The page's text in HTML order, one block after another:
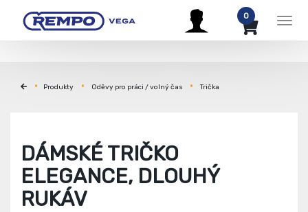
0
Produkty Oděvy pro práci / volný čas Trička
DÁMSKÉ TRIČKO
ELEGANCE, DLOUHÝ
RUKÁV